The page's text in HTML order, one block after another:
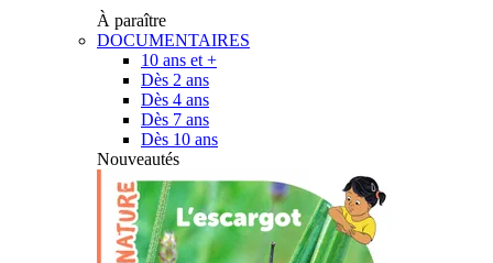
À paraître
DOCUMENTAIRES
10 ans et +
Dès 2 ans
Dès 4 ans
Dès 7 ans
Dès 10 ans
Nouveautés